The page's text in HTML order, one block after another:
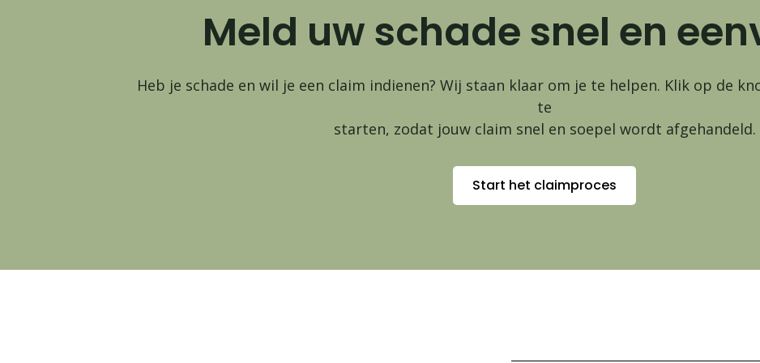
Meld uw schade snel en
Heb je schade en wil je een claim indienen? Wij staan klaar om je te helpen. Klik op de
te
starten, zodat jouw claim snel en soepel wordt afgehandeld.
Start het claimproces